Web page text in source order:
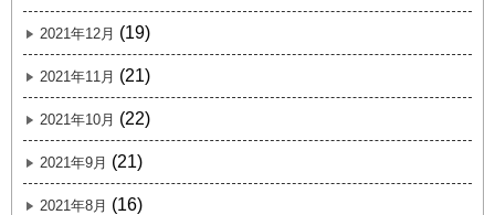
2021年12月 (19)
2021年11月 (21)
2021年10月 (22)
2021年9月 (21)
2021年8月 (16)